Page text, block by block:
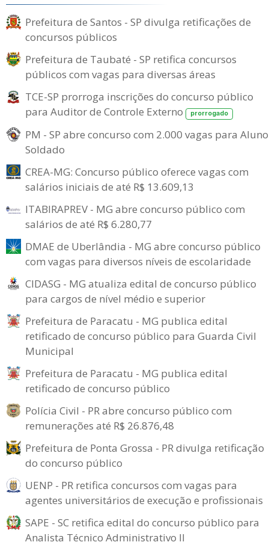
Prefeitura de Santos - SP divulga retificações de
concursos públicos
Prefeitura de Taubaté - SP retifica concursos
públicos com vagas para diversas áreas
TCE-SP prorroga inscrições do concurso público
para Auditor de Controle Externo
prorrogado
PM - SP abre concurso com 2.000 vagas para
Soldado
CREA-MG: Concurso público oferece vagas com
salários iniciais de até R$ 13.609,13
ITABIRAPREV - MG abre concurso público com
salários de até R$ 6.280,77
DMAE de Uberlândia - MG abre concurso público
com vagas para diversos níveis de escolaridade
CIDASG - MG atualiza edital de concurso público
para cargos de nível médio e superior
Prefeitura de Paracatu - MG publica edital
retificado de concurso público para Guarda Civil
Municipal
Prefeitura de Paracatu - MG publica edital
retificado de concurso público
Polícia Civil - PR abre concurso público com
remunerações até R$ 26.876,48
Prefeitura de Ponta Grossa - PR divulga retificação
do concurso público
UENP - PR retifica concursos com vagas para
agentes universitários de execução e profissionais
SAPE - SC retifica edital do concurso público para
Analista Técnico Administrativo II